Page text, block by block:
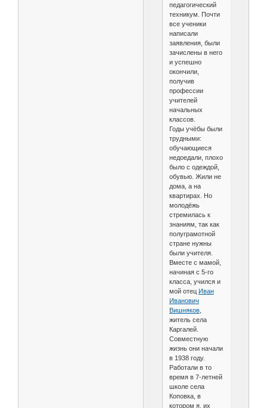
педагогический
техникум. Почти
все ученики
написали
заявления, были
зачислены в него
и успешно
окончили,
получив
профессии
учителей
начальных
классов.
Годы учёбы были
трудными:
обучающиеся
недоедали, плохо
было с одеждой,
обувью. Жили не
дома, а на
квартирах. Но
молодёжь
стремилась к
знаниям, так как
полуграмотной
стране нужны
были учителя.
Вместе с мамой,
начиная с 5-го
класса, учился и
мой отец Иван
Иванович
Вишняков,
житель села
Каргалей.
Совместную
жизнь они начали
в 1938 году.
Работали в то
время в 7-летней
школе села
Коповка, в
котором я, их